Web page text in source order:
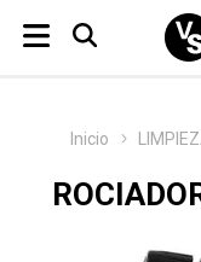
Inicio